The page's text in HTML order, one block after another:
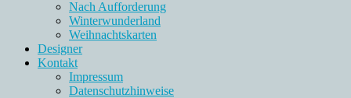
Nach Aufforderung
Winterwunderland
Weihnachtskarten
Designer
Kontakt
Impressum
Datenschutzhinweise